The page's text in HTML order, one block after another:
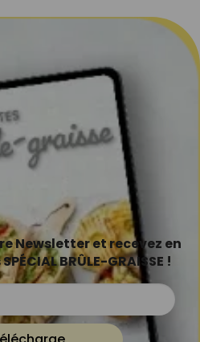
Newsletter et recevez en
BRÛLE-GRAISSE !